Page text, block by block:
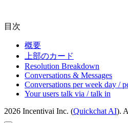
目次
概要
上部のカード
Resolution Breakdown
Conversations & Messages
Conversations per week day /
Your users talk via / talk in
2026 Incentivai Inc. (Quickchat AI).